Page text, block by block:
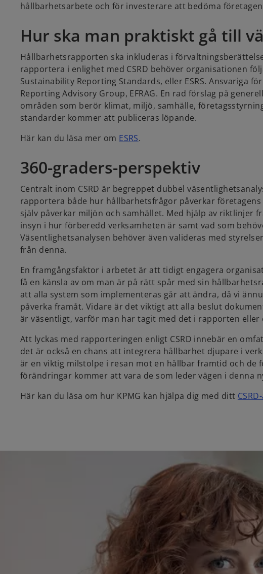
hållbarhetsarbete och för investerare att bedöma
Hur ska man praktiskt gå till
Hållbarhetsrapporten ska inkluderas i
rapportera i enlighet med CSRD behöver organisationen
Sustainability Reporting Standards, eller ESRS. Ansvariga
Reporting Advisory Group, EFRAG. En rad förslag på
områden som berör klimat, miljö, samhälle,
standarder kommer att publiceras löpande.
Här kan du läsa mer om ESRSo
n
s
i
n
a
n
t
a
b
.
360-graders-perspektiv
Centralt inom CSRD är begreppet dubbel
rapportera både hur hållbarhetsfrågor påverkar
själv påverkar miljön och samhället. Med hjälp av riktlinjer
insyn i hur förberedd verksamheten är samt vad som
Väsentlighetsanalysen behöver även valideras med
från denna.
En framgångsfaktor i arbetet är att tidigt engagera
få en känsla av om man är på rätt spår med sin
att alla system som implementeras går att ändra, då vi
påverka framåt. Vidare är det viktigt att alla beslut
är väsentligt, varför man har tagit med det i rapporten eller
Att lyckas med rapporteringen enligt CSRD innebär en
det är också en chans att integrera hållbarhet djupare i
är en viktig milstolpe i resan mot en hållbar framtid och de
förändringar kommer att vara de som leder vägen i denna
Här kan du läsa om hur KPMG kan hjälpa dig med ditt